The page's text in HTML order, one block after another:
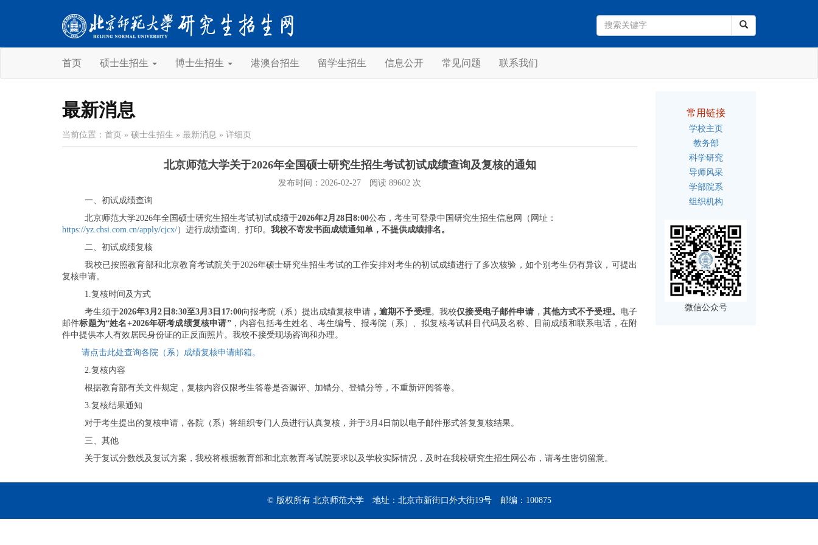
首页 硕士生招生 博士生招生 港澳台招生 留学生招生 信息公开 常见问题 联系我们
最新消息
当前位置： 首页 » 硕士生招生 » 最新消息 » 详细页
北京师范大学关于2026年全国硕士研究生招生考试初试成绩查询及复核的通知
发布时间：2026-02-27 阅读 89602 次
一、初试成绩查询
北京师范大学2026年全国硕士研究生招生考试初试成绩于2026年2月28日8:00公布，考生可登录中国研究生招生信息网（网址：
https://yz.chsi.com.cn/apply/cjcx/）进行成绩查询、打印。 我校不寄发书面成绩通知单，不提供成绩排名。
二、初试成绩复核
我校已按照教育部和北京教育考试院关于2026年硕士研究生招生考试的工作安排对考生的初试成绩进行了多次核验，如个别考生仍有异议，可提出
复核申请。
1.复核时间及方式
考生须于2026年3月2日8:30至3月3日17:00向报考院（系）提出成绩复核申请，逾期不予受理。我校仅接受电子邮件申请 ， 其他方式不予受理。 电子
邮件标题为“姓名+2026年研考成绩复核申请”，内容包括考生姓名、考生编号、报考院（系）、拟复核考试科目代码及名称、目前成绩和联系电话，在附
件中提供本人有效居民身份证的正反面照片。我校不接受现场咨询和办理。
请点击此处查询各院（系）成绩复核申请邮箱。
2.复核内容
根据教育部有关文件规定，复核内容仅限考生答卷是否漏评、加错分、登错分等，不重新评阅答卷。
3.复核结果通知
对于考生提出的复核申请，各院（系）将组织专门人员进行认真复核，并于3月4日前以电子邮件形式答复复核结果。
三、其他
关于复试分数线及复试方案，我校将根据教育部和北京教育考试院要求以及学校实际情况，及时在我校研究生招生网公布，请考生密切留意。
常用链接
学校主页
教务部
科学研究
导师风采
学部院系
组织机构
微信公众号
© 版权所有 北京师范大学 地址：北京市新街口外大街19号 邮编：100875